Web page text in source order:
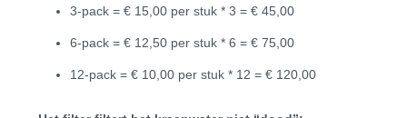
3-pack = € 15,00 per stuk * 3 = € 45,00
6-pack = € 12,50 per stuk * 6 = € 75,00
12-pack = € 10,00 per stuk * 12 = € 120,00